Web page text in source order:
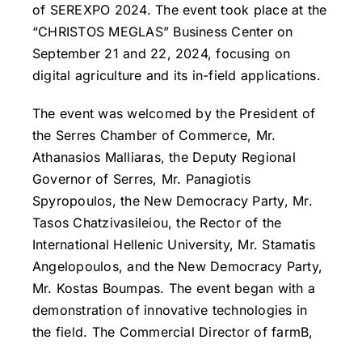
of SEREXPO 2024. The event took place at the
“CHRISTOS MEGLAS” Business Center on
September 21 and 22, 2024, focusing on
digital agriculture and its in-field applications.
The event was welcomed by the President of
the Serres Chamber of Commerce, Mr.
Athanasios Malliaras, the Deputy Regional
Governor of Serres, Mr. Panagiotis
Spyropoulos, the New Democracy Party, Mr.
Tasos Chatzivasileiou, the Rector of the
International Hellenic University, Mr. Stamatis
Angelopoulos, and the New Democracy Party,
Mr. Kostas Boumpas. The event began with a
demonstration of innovative technologies in
the field. The Commercial Director of farmB,